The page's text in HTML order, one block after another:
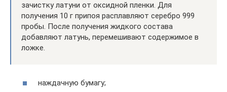
зачистку латуни от оксидной пленки. Для
получения 10 г припоя расплавляют серебро 999
пробы. После получения жидкого состава
добавляют латунь, перемешивают содержимое в
ложке.
наждачную бумагу;